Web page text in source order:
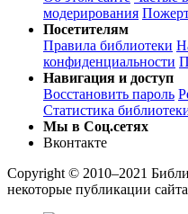
модерирования
Посетителям
Правила библиотеки
конфиденциальности
Навигация и доступ
Восстановить пароль
Статистика
Мы в Соц.сетях
Вконтакте
Copyright © 2010–2021
некоторые публикации